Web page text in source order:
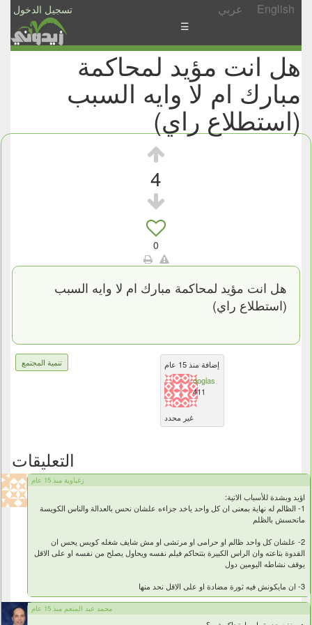
تسجيل الدخول عربي English
الأخبار
والمشاركات
الأبجدي
☰
هل انت مؤيد لمحاكمة
مبارك ام لا وايه السبب
(استطلاع راي)
4
0
هل انت مؤيد لمحاكمة مبارك ام لا وايه السبب
(استطلاع راي)
تنمية المجتمع
إضافة منذ 15 عام
doglas
411
غير محدد
التعليقات
زغباوية منذ 15 عام
اؤيد وبشدة للأسباب الاتية:
1- الظالم له نهاية بمعنى ان كل واحد ياخد جزاءه علشان نحس بالعدالة والناس الكويسة
ماتحسش بالظلم
2- علشان كل واحد ظالم او حرامى او مرتشى او مش شايف شغله كويس يحس ان
القدوة بتاعته وان الراس الكبيرة بتتحاكم فيلم نفسه ويحاول يصلح من نفسه او على الاقل
يوقف نشاطه اليومين دول
3- ان مايكونش فيه ثورة مضادة او على الاقل نحد منها
محمد عبد المنعم منذ 15 عام